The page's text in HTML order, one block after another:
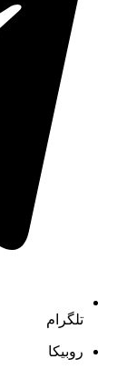
تلگرام
روبیکا